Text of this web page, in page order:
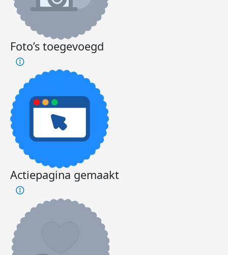
Foto’s toegevoegd
Actiepagina gemaakt